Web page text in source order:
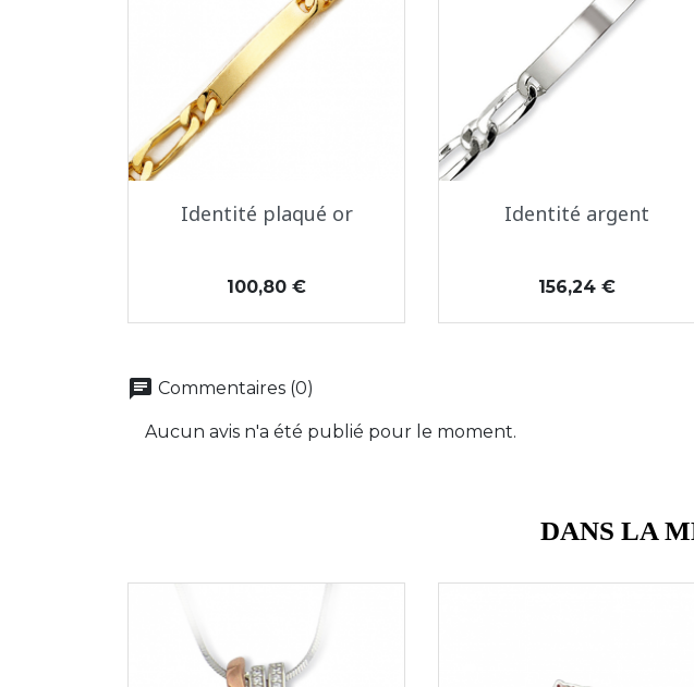
Aperçu rapide
Identité plaqué or
Prix
100,80 €
 Aperçu rapide
Identité argent
Prix
156,24 €
chat Commentaires (0)
Aucun avis n'a été publié pour le moment.
DANS LA